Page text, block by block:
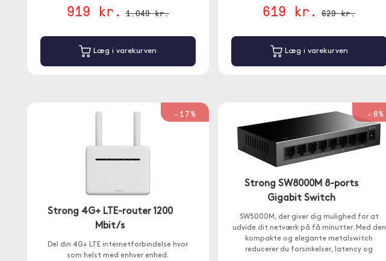
919 kr. 1.049 kr.
Læg i varekurven
619 kr. 629 kr.
Læg i varekurven
-17%
Strong 4G+ LTE-router 1200
Mbit/s
Del din 4G+ LTE internetforbindelse hvor
som helst med enhver enhed.
-8%
Strong SW8000M 8-ports
Gigabit Switch
SW5000M, der giver dig mulighed for at
udvide dit netværk på få minutter. Med den
kompakte og elegante metalswitch
reducerer du forsinkelser, latency og